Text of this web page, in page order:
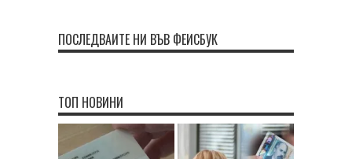
ПОСЛЕДВАЙТЕ НИ ВЪВ ФЕЙСБУК
ТОП НОВИНИ